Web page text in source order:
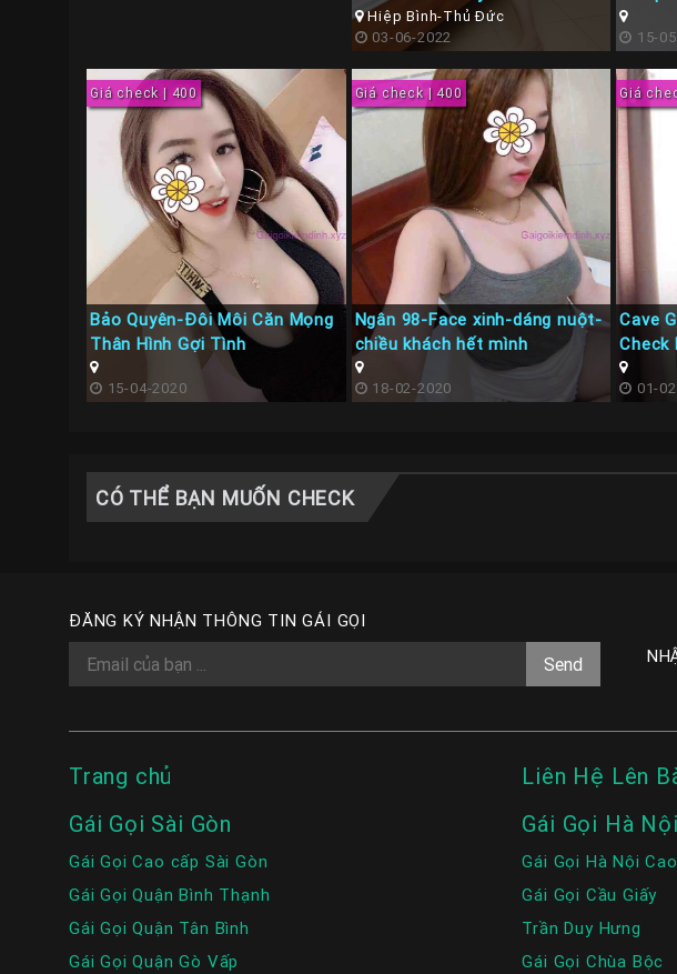
Hiệp Bình-Thủ Đức
03-06-2022
15-
Giá check | 400
Bảo Quyên-Đôi Môi Căn Mọng
Thân Hình Gợi Tình
15-04-2020
Giá check | 400
Ngân 98-Face xinh-dáng nuột-
chiều khách hết mình
18-02-2020
Giá
Cave
Check
01-
CÓ THỂ BẠN MUỐN CHECK
ĐĂNG KÝ NHẬN THÔNG TIN GÁI GỌI
Trang chủ Liên Hệ Lên
Gái Gọi Sài Gòn
Gái Gọi Cao cấp Sài Gòn
Gái Gọi Quận Bình Thạnh
Gái Gọi Quận Tân Bình
Gái Gọi Quận Gò Vấp
Gái Gọi Hà Nội
Gái Gọi Hà Nội
Gái Gọi Cầu Giấy
Trần Duy Hưng
Gái Gọi Chùa Bộc